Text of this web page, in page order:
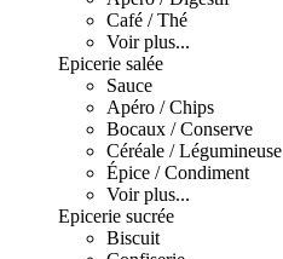
Café / Thé
Voir plus...
Epicerie salée
Sauce
Apéro / Chips
Bocaux / Conserve
Céréale / Légumineuse
Épice / Condiment
Voir plus...
Epicerie sucrée
Biscuit